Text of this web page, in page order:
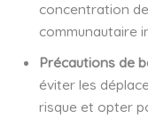
concentration
communautaire
Précautions de
éviter les
risque et opter